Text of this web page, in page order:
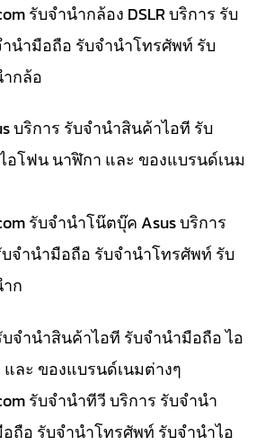
รับจำนำกล้อง DSLR บริการ รับ
นำมือถือ รับจำนำโทรศัพท์ รับ
กล้อ
บริการ รับจำนำสินค้าไอที รับ
อโฟน นาฬิกา และ ของแบรนด์เนม
รับจำนำโน๊ตบุ๊ค Asus บริการ
จำนำมือถือ รับจำนำโทรศัพท์ รับ
ก
จำนำสินค้าไอที รับจำนำมือถือ ไอ
ละ ของแบรนด์เนมต่างๆ
รับจำนำทีวี บริการ รับจำนำ
ถือ รับจำนำโทรศัพท์ รับจำนำไอ